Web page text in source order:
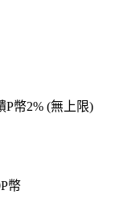
P幣2% (無上限)
幣